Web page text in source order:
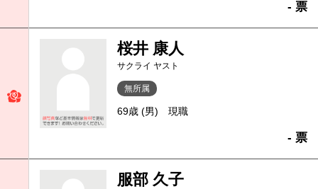
- 票
桜井 康人
サクライ ヤスト
無所属
69歳 (男) 現職
- 票
服部 久子